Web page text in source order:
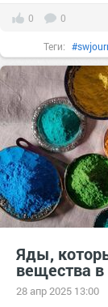
0 0
Теги:
#дизайн
Яды,
вещества
28 апр 2025 13:00